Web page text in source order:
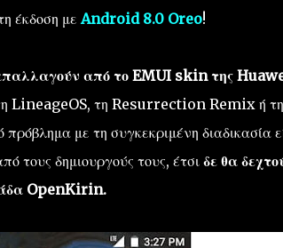
έκδοση μεAndroid 8.0 Oreo!
από το EMUI skin της
LineageOS, τη Resurrection Remix ή
με τη συγκεκριμένη διαδικασία
τους δημιουργούς τους, έτσι δε θα
OpenKirin.